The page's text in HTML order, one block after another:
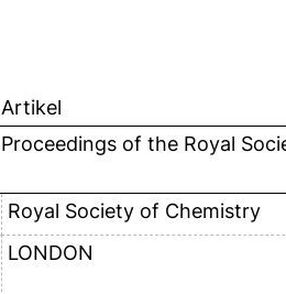
Artikel
Proceedings of the Royal
Royal Society of Chemistry
LONDON